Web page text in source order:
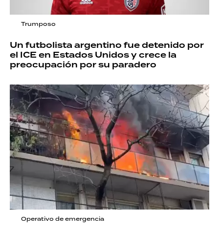
Trumposo
Un futbolista argentino fue detenido por
el ICE en Estados Unidos y crece la
preocupación por su paradero
Operativo de emergencia